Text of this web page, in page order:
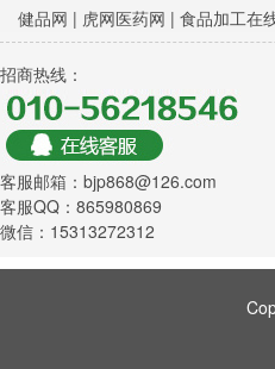
健品网 | 虎网医药网 | 食品加工在
招商热线：
客服邮箱：bjp868@126.com
客服QQ：865980869
微信：15313272312